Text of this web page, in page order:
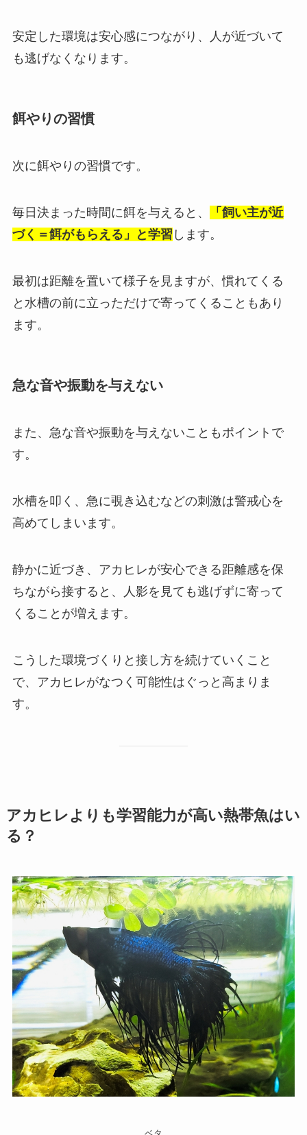
安定した環境は安心感につながり、人が近づいて
も逃げなくなります。
餌やりの習慣
次に餌やりの習慣です。
毎日決まった時間に餌を与えると、
「飼い主が近
づく＝餌がもらえる」と学習 します。
最初は距離を置いて様子を見ますが、慣れてくる
と水槽の前に立っただけで寄ってくることもあり
ます。
急な音や振動を与えない
また、急な音や振動を与えないこともポイントで
す。
水槽を叩く、急に覗き込むなどの刺激は警戒心を
高めてしまいます。
静かに近づき、アカヒレが安心できる距離感を保
ちながら接すると、人影を見ても逃げずに寄って
くることが増えます。
こうした環境づくりと接し方を続けていくこと
で、アカヒレがなつく可能性はぐっと高まりま
す。
アカヒレよりも学習能力が高い熱帯魚はい
る？